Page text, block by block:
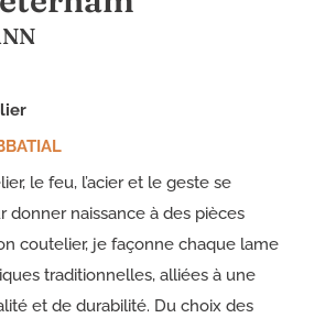
le feu, l’acier et le geste se
donner naissance à des pièces
coutelier, je façonne chaque lame
traditionnelles, alliées à une
et de durabilité. Du choix des